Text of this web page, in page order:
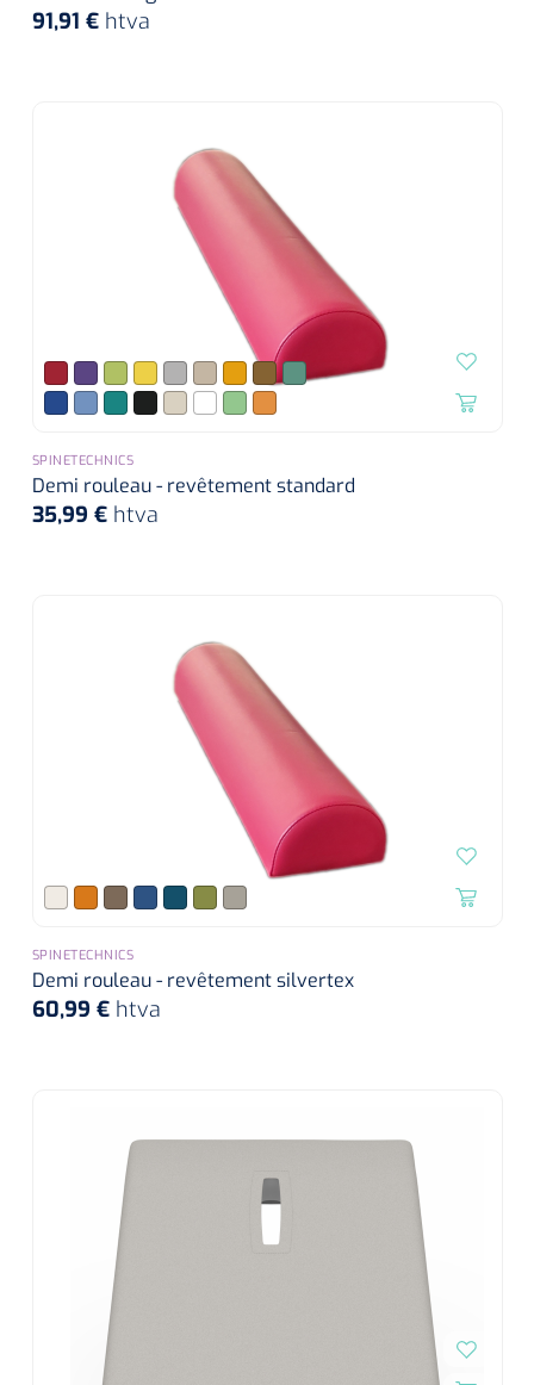
91,91 € htva
SPINETECHNICS
Demi rouleau - revêtement standard
35,99 € htva
SPINETECHNICS
Demi rouleau - revêtement silvertex
60,99 € htva